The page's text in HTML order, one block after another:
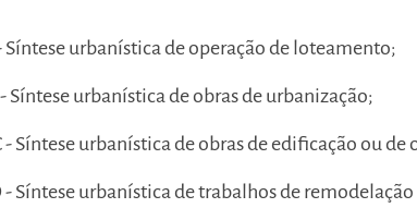
Síntese urbanística de operação de loteamento;
Síntese urbanística de obras de urbanização;
- Síntese urbanística de obras de edificação ou de
- Síntese urbanística de trabalhos de